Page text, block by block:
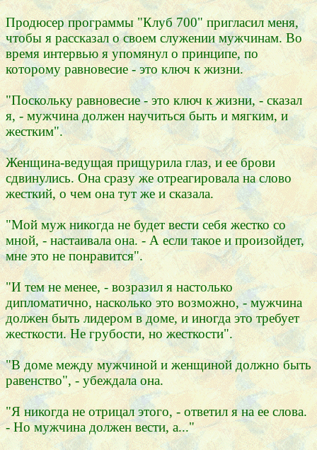
Продюсер программы "Клуб 700" пригласил меня,
чтобы я рассказал о своем служении мужчинам. Во
время интервью я упомянул о принципе, по
которому равновесие - это ключ к жизни.
"Поскольку равновесие - это ключ к жизни, - сказал
я, - мужчина должен научиться быть и мягким, и
жестким".
Женщина-ведущая прищурила глаз, и ее брови
сдвинулись. Она сразу же отреагировала на слово
жесткий, о чем она тут же и сказала.
"Мой муж никогда не будет вести себя жестко со
мной, - настаивала она. - А если такое и произойдет,
мне это не понравится".
"И тем не менее, - возразил я настолько
дипломатично, насколько это возможно, - мужчина
должен быть лидером в доме, и иногда это требует
жесткости. Не грубости, но жесткости".
"В доме между мужчиной и женщиной должно быть
равенство", - убеждала она.
"Я никогда не отрицал этого, - ответил я на ее слова.
- Но мужчина должен вести, а..."